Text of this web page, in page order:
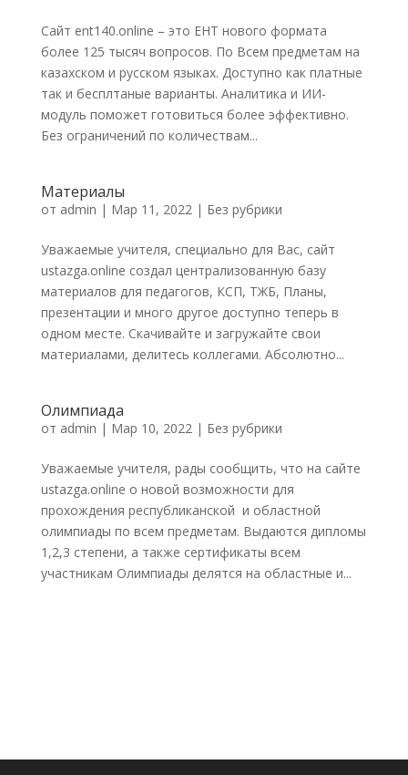
Сайт ent140.online – это ЕНТ нового формата
более 125 тысяч вопросов. По Всем предметам на
казахском и русском языках. Доступно как платные
так и бесплтаные варианты. Аналитика и ИИ-
модуль поможет готовиться более эффективно.
Без ограничений по количествам...
Материалы
от admin | Мар 11, 2022| Без рубрики
Уважаемые учителя, специально для Вас, сайт
ustazga.online создал централизованную базу
материалов для педагогов, КСП, ТЖБ, Планы,
презентации и много другое доступно теперь в
одном месте. Скачивайте и загружайте свои
материалами, делитесь коллегами. Абсолютно...
Олимпиада
от admin | Мар 10, 2022| Без рубрики
Уважаемые учителя, рады сообщить, что на сайте
ustazga.online о новой возможности для
прохождения республиканской и областной
олимпиады по всем предметам. Выдаются дипломы
1,2,3 степени, а также сертификаты всем
участникам Олимпиады делятся на областные и...